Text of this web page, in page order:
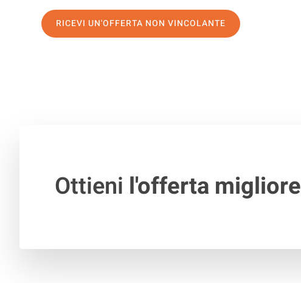
RICEVI UN'OFFERTA NON VINCOLANTE
Ottieni l'offerta migliore